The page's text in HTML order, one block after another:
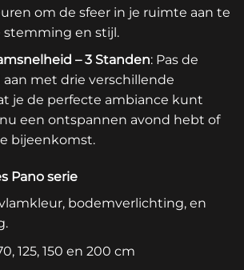
om de sfeer in je ruimte aan te
stemming en stijl.
– 3 Standen: Pas de
met drie verschillende
je de perfecte ambiance kunt
een ontspannen avond hebt of
bijeenkomst.
Pano serie
bodemverlichting, en
125, 150 en 200 cm